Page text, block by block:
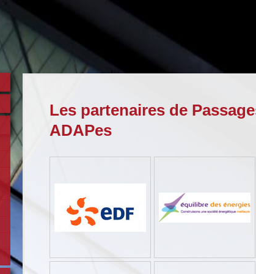
Les partenaires de
ADAPes